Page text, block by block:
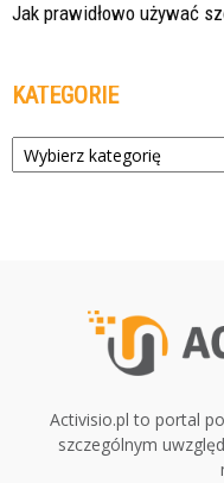
Jak prawidłowo używać
KATEGORIE
Kategorie
Activisio.pl to portal
szczególnym